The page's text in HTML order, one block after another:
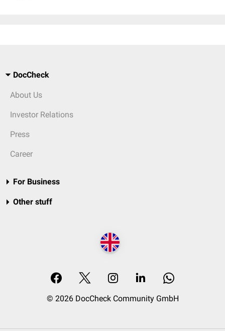
DocCheck
About Us
Investor Relations
Press
Career
For Business
Other stuff
© 2026 DocCheck Community GmbH